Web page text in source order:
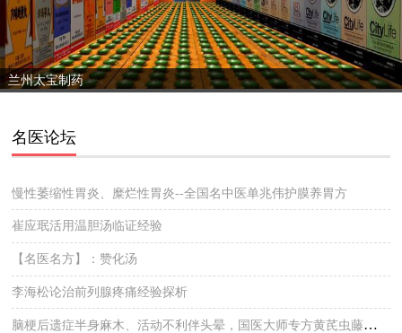
兰州太宝制药
名医论坛
慢性萎缩性胃炎、糜烂性胃炎--全国名中医单兆伟护膜养胃方
崔应珉活用温胆汤临证经验
【名医名方】：赞化汤
李海松论治前列腺疼痛经验探析
脑梗后遗症半身麻木、活动不利伴头晕，国医大师专方黄芪虫藤饮的实战医案